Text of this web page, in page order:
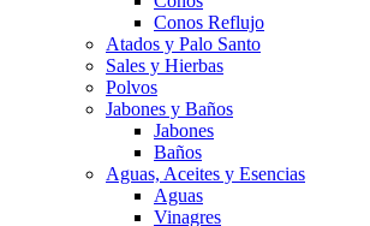
Conos Reflujo
Atados y Palo Santo
Sales y Hierbas
Polvos
Jabones y Baños
Jabones
Baños
Aguas, Aceites y Esencias
Aguas
Vinagres